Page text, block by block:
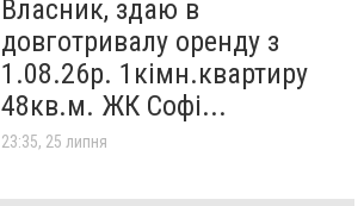
Власник, здаю в
довготривалу оренду з
1.08.26р. 1кімн.квартиру
48кв.м. ЖК Софі...
23:35, 25 липня